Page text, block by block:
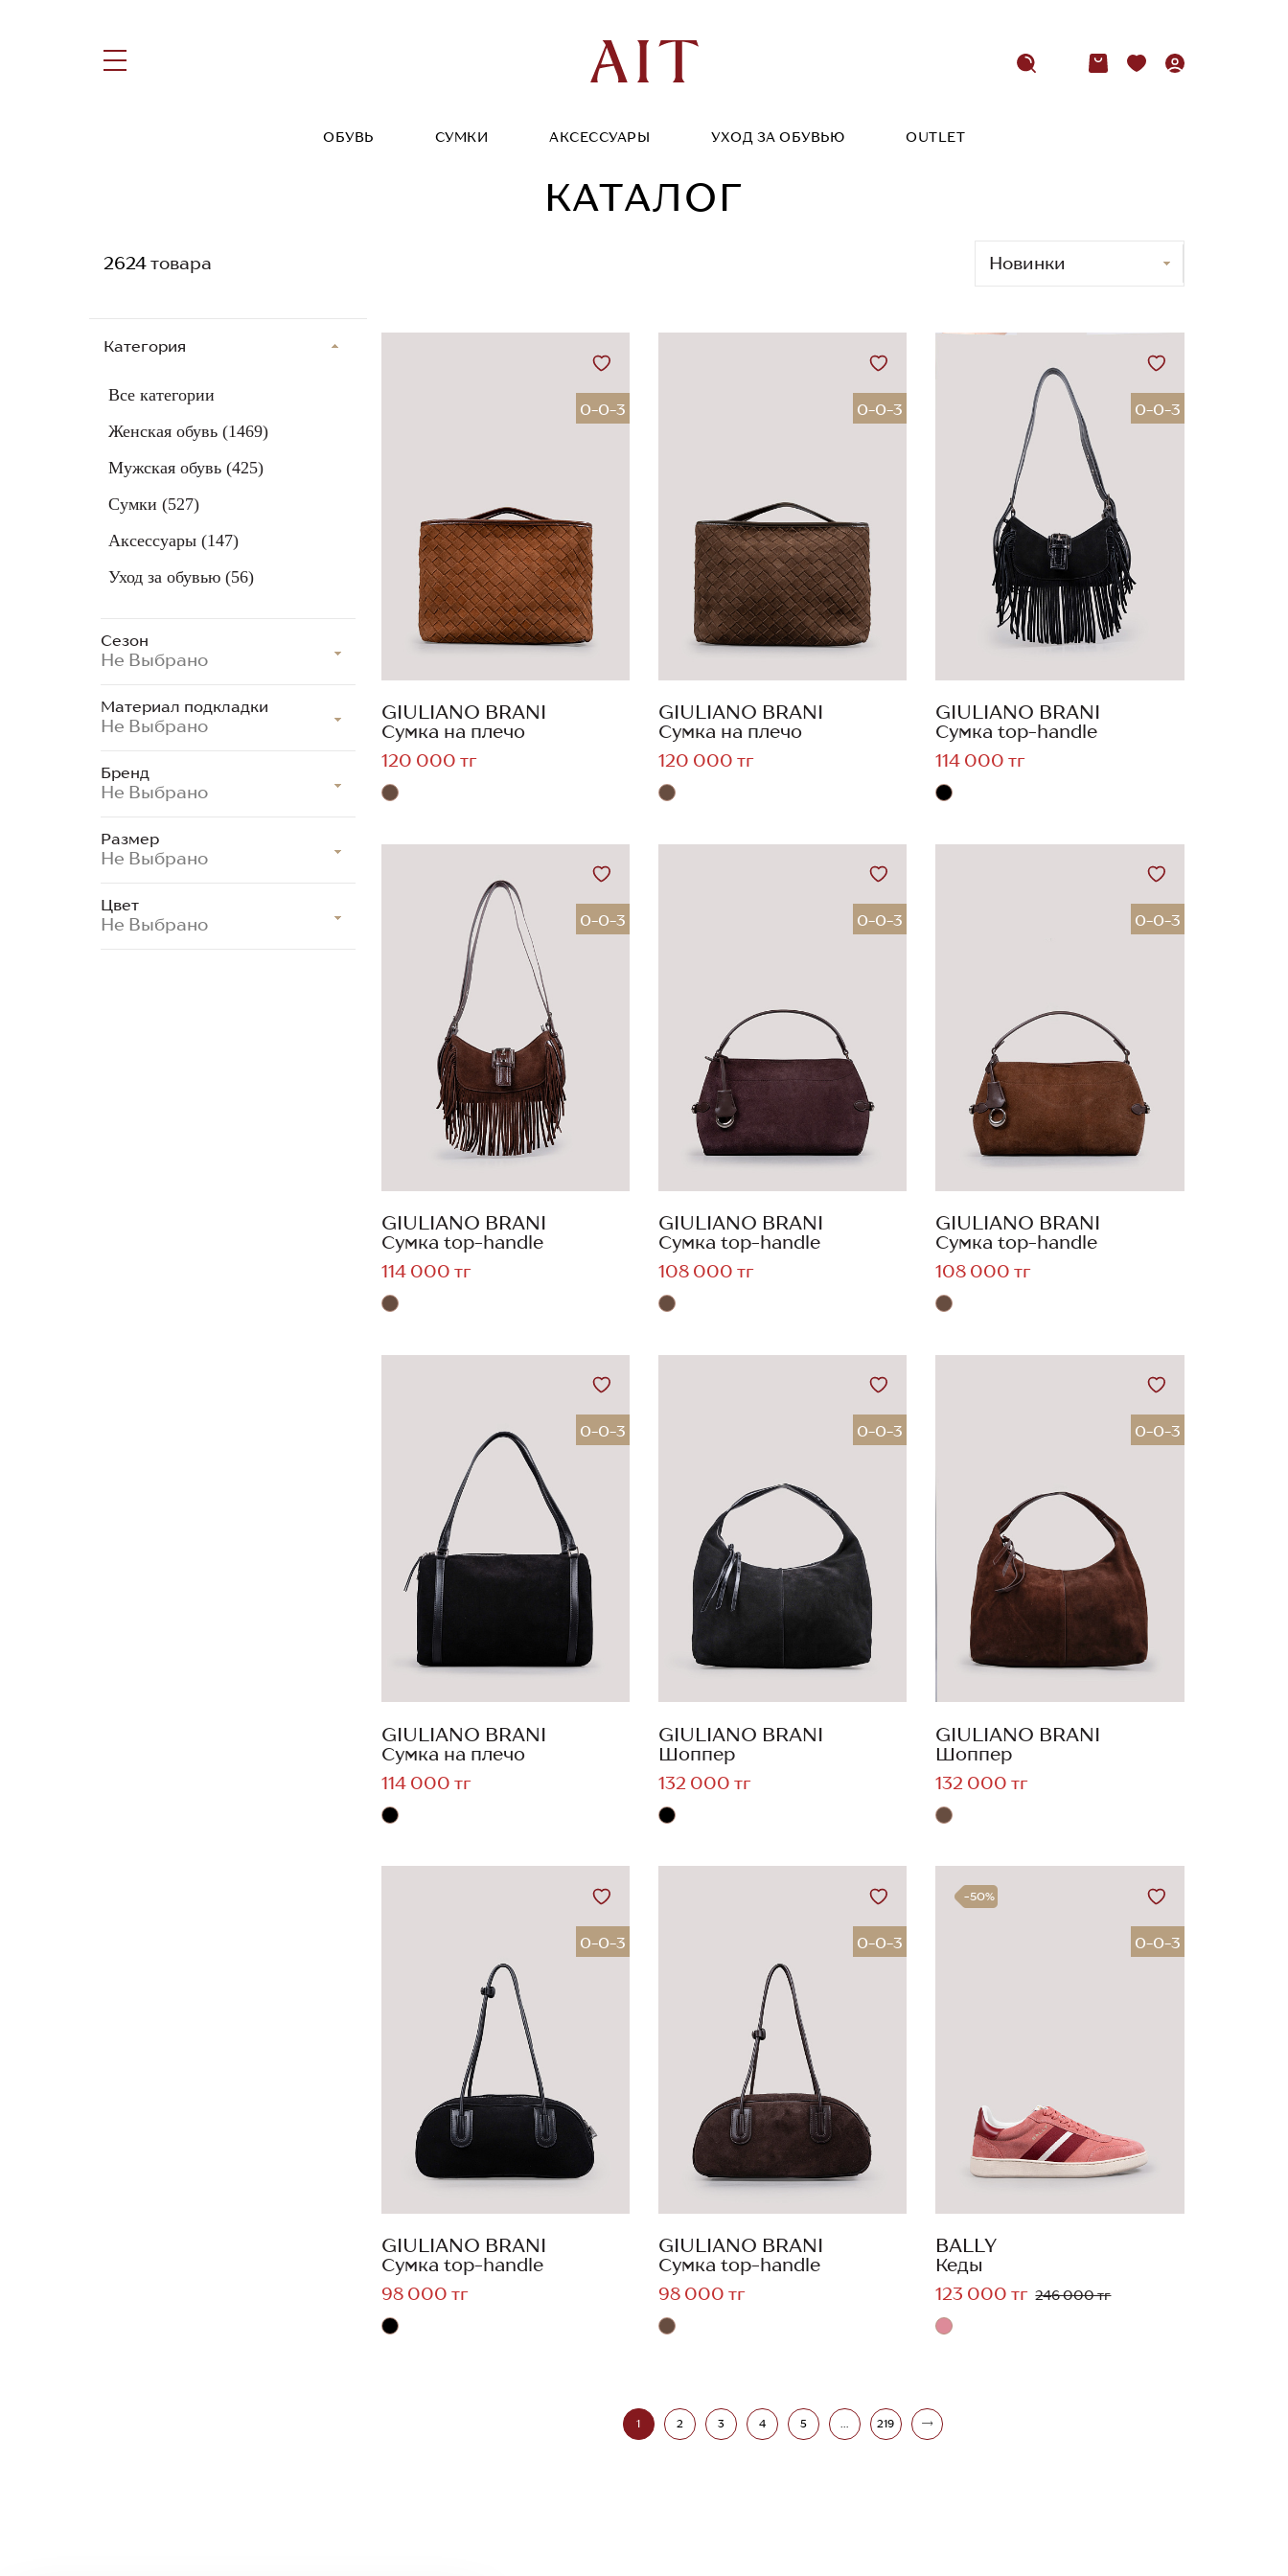
ОБУВЬ СУМКИ АКСЕССУАРЫ УХОД ЗА ОБУВЬЮ OUTLET
КАТАЛОГ
Категория
Все категории
Женская обувь (1469)
Мужская обувь (425)
Сумки (527)
Аксессуары (147)
Уход за обувью (56)
Сезон
Не Выбрано
Материал подкладки
Не Выбрано
Бренд
Не Выбрано
Размер
Не Выбрано
Цвет
Не Выбрано
0-0-3
GIULIANO BRANI
Сумка на плечо
120 000 тг
0-0-3
GIULIANO BRANI
Сумка на плечо
120 000 тг
0-0-3
GIULIANO BRANI
Сумка top-handle
114 000 тг
0-0-3
GIULIANO BRANI
Сумка top-handle
114 000 тг
0-0-3
GIULIANO BRANI
Сумка top-handle
108 000 тг
0-0-3
GIULIANO BRANI
Сумка top-handle
108 000 тг
0-0-3
GIULIANO BRANI
Сумка на плечо
114 000 тг
0-0-3
GIULIANO BRANI
Шоппер
132 000 тг
0-0-3
GIULIANO BRANI
Шоппер
132 000 тг
0-0-3
GIULIANO BRANI
Сумка top-handle
98 000 тг
0-0-3
GIULIANO BRANI
Сумка top-handle
98 000 тг
-50%
0-0-3
BALLY
Кеды
123 000 тг 246 000 тг
1 2 3 4 5 219
2624товара